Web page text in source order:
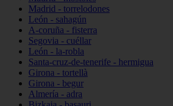
Madrid - torrelodones
León - sahagún
A-coruña - fisterra
Segovia - cuéllar
León - la-robla
Santa-cruz-de-tenerife - hermigua
Girona - tortellà
Girona - begur
Almería - adra